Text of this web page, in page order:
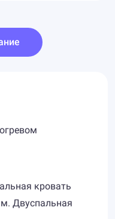
кровать
Двуспальная